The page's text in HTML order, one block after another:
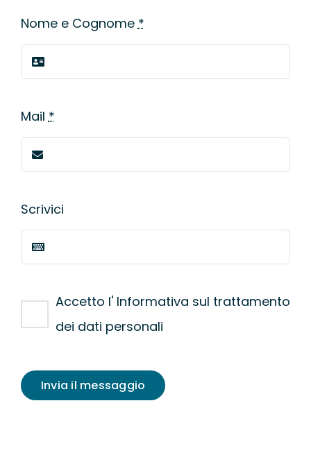
Nome e Cognome*
Mail*
Scrivici
Accetto l' Informativa sul trattamento
dei dati personali
Invia il messaggio